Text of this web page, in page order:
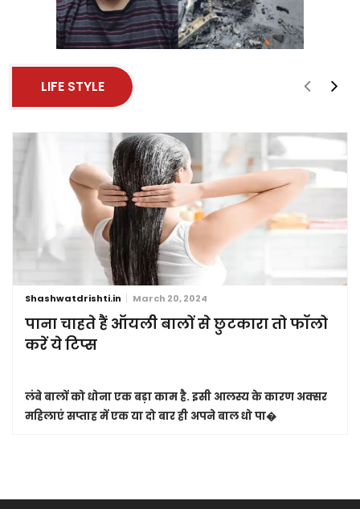
LIFE STYLE
Shashwatdrishti.in March 20, 2024
पाना चाहते हैं ऑयली बालों से छुटकारा तो फॉलो
करें ये टिप्स
लंबे बालों को धोना एक बड़ा काम है. इसी आलस्य के कारण अक्सर
महिलाएं सप्ताह में एक या दो बार ही अपने बाल धो पा�